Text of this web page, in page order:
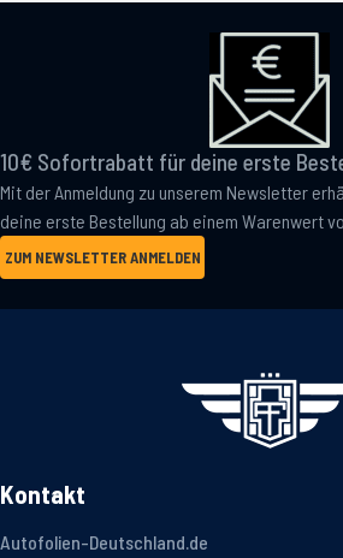
10€ Sofortrabatt für deine erste
Mit der Anmeldung zu unserem Newsletter
deine erste Bestellung ab einem Warenwert
ZUM NEWSLETTER ANMELDEN
Kontakt
Autofolien-Deutschland.de